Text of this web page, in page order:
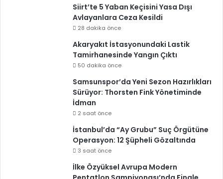
Siirt’te 5 Yaban Keçisini Yasa Dışı
Avlayanlara Ceza Kesildi
28 dakika önce
Akaryakıt İstasyonundaki Lastik
Tamirhanesinde Yangın Çıktı
50 dakika önce
Samsunspor’da Yeni Sezon Hazırlıkları
Sürüyor: Thorsten Fink Yönetiminde
İdman
2 saat önce
İstanbul’da “Ay Grubu” Suç Örgütüne
Operasyon: 12 Şüpheli Gözaltında
3 saat önce
İlke Özyüksel Avrupa Modern